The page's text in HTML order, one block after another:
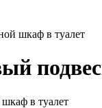
шкаф в туалет